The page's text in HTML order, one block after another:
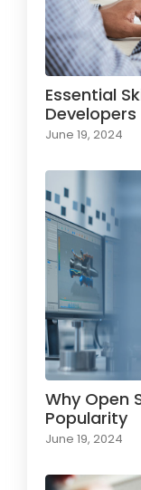
Essential
Developers
June 19, 2024
Why Open
Popularity
June 19, 2024